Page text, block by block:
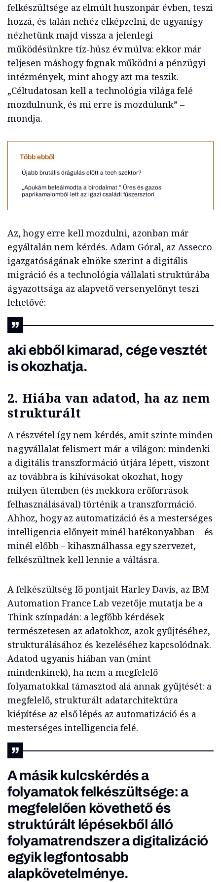
felkészültsége az elmúlt huszonpár évben, teszi
hozzá, és talán nehéz elképzelni, de ugyanígy
nézhetünk majd vissza a jelenlegi
működésünkre tíz-húsz év múlva: ekkor már
teljesen máshogy fognak működni a pénzügyi
intézmények, mint ahogy azt ma teszik.
„Céltudatosan kell a technológia világa felé
mozdulnunk, és mi erre is mozdulunk” –
mondja.
Több ebből
Újabb brutális drágulás előtt a tech szektor?
„Apukám beleálmodta a birodalmat.” Üres és gazos
paprikamalomból lett az igazi családi fűszersztori
Az, hogy erre kell mozdulni, azonban már
egyáltalán nem kérdés. Adam Góral, az Assecco
igazgatóságának elnöke szerint a digitális
migráció és a technológia vállalati struktúrába
ágyazottsága az alapvető versenyelőnyt teszi
lehetővé:
aki ebből kimarad, cége vesztét
is okozhatja.
2. Hiába van adatod, ha az nem
strukturált
A részvétel így nem kérdés, amit szinte minden
nagyvállalat felismert már a világon: mindenki
a digitális transzformáció útjára lépett, viszont
az továbbra is kihívásokat okozhat, hogy
milyen ütemben (és mekkora erőforrások
felhasználásával) történik a transzformáció.
Ahhoz, hogy az automatizáció és a mesterséges
intelligencia előnyeit minél hatékonyabban – és
minél előbb – kihasználhassa egy szervezet,
felkészültnek kell lennie a váltásra.
A felkészültség fő pontjait Harley Davis, az IBM
Automation France Lab vezetője mutatja be a
Think színpadán: a legfőbb kérdések
természetesen az adatokhoz, azok gyűjtéséhez,
strukturálásához és kezeléséhez kapcsolódnak.
Adatod ugyanis hiában van (mint
mindenkinek), ha nem a megfelelő
folyamatokkal támasztod alá annak gyűjtését: a
megfelelő, strukturált adatarchitektúra
kiépítése az első lépés az automatizáció és a
mesterséges intelligencia felé.
A másik kulcskérdés a
folyamatok felkészültsége: a
megfelelően követhető és
struktúrált lépésekből álló
folyamatrendszer a digitalizáció
egyik legfontosabb
alapkövetelménye.